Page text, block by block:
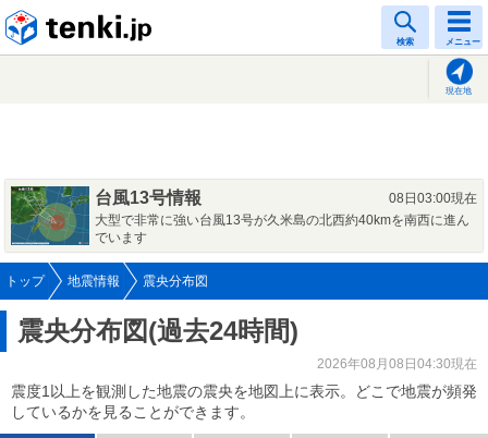
検索 メニュー
現在地
台風13号情報
08日03:00現在
大型で非常に強い台風13号が久米島の北西約40kmを南西に進ん
でいます
トップ 地震情報 震央分布図
震央分布図(過去24時間)
2026年08月08日04:30現在
震度1以上を観測した地震の震央を地図上に表示。どこで地震が頻発
しているかを見ることができます。